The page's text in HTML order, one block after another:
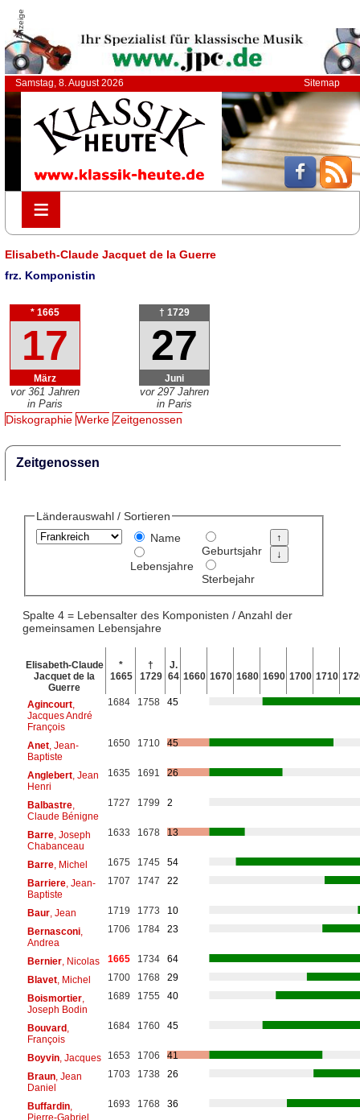
Anzeige
Samstag, 8. August 2026 Sitemap
≡
≡
Elisabeth-Claude Jacquet de la Guerre
frz. Komponistin
* 1665
17
März
vor 361 Jahren
in Paris
† 1729
27
Juni
vor 297 Jahren
in Paris
Diskographie Werke Zeitgenossen
Zeitgenossen
Länderauswahl / Sortieren
Name
Lebensjahre
Geburtsjahr
Sterbejahr
Spalte 4 = Lebensalter des Komponisten / Anzahl der
gemeinsamen Lebensjahre
Elisabeth-Claude
Jacquet de la
Guerre
*
1665
†
1729
J.
64 1660 1670 1680 1690 1700 1710
Agincourt,
Jacques André
François
1684 1758 45
Anet, Jean-
Baptiste
1650 1710 45
Anglebert, Jean
Henri
1635 1691 26
Balbastre,
Claude Bénigne
1727 1799 2
Barre, Joseph
Chabanceau
1633 1678 13
Barre, Michel 1675 1745
54
Barriere, Jean-
Baptiste
1707 1747 22
Baur, Jean 1719 1773
10
Bernasconi,
Andrea
1706 1784 23
Bernier, Nicolas 1665 1734
64
Blavet, Michel 1700 1768
29
Boismortier,
Joseph Bodin
1689 1755 40
Bouvard,
François
1684 1760 45
Boyvin, Jacques 1653 1706
41
Braun, Jean
Daniel
1703 1738 26
Buffardin,
Pierre-Gabriel
1693 1768 36